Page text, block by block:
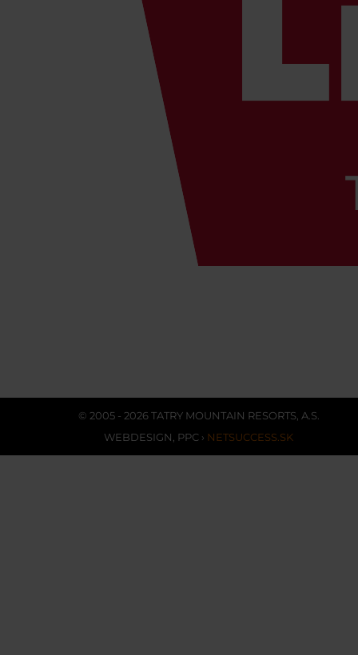
© 2005 - 2026 TATRY MOUNTAIN RESORTS, A.S.
WEBDESIGN, PPC › NETSUCCESS.SK